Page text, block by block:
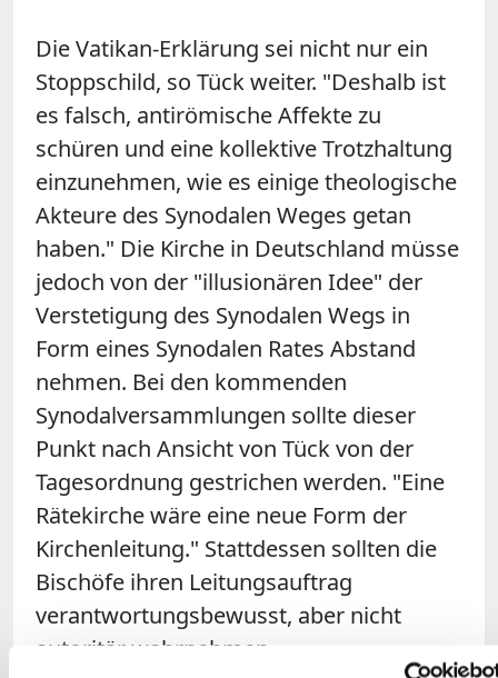
Die Vatikan-Erklärung sei nicht nur ein
Stoppschild, so Tück weiter. "Deshalb ist
es falsch, antirömische Affekte zu
schüren und eine kollektive Trotzhaltung
einzunehmen, wie es einige theologische
Akteure des Synodalen Weges getan
haben." Die Kirche in Deutschland müsse
jedoch von der "illusionären Idee" der
Verstetigung des Synodalen Wegs in
Form eines Synodalen Rates Abstand
nehmen. Bei den kommenden
Synodalversammlungen sollte dieser
Punkt nach Ansicht von Tück von der
Tagesordnung gestrichen werden. "Eine
Rätekirche wäre eine neue Form der
Kirchenleitung." Stattdessen sollten die
Bischöfe ihren Leitungsauftrag
verantwortungsbewusst, aber nicht
autoritär wahrnehmen.